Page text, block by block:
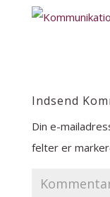
Indsend
Din e-
felter er